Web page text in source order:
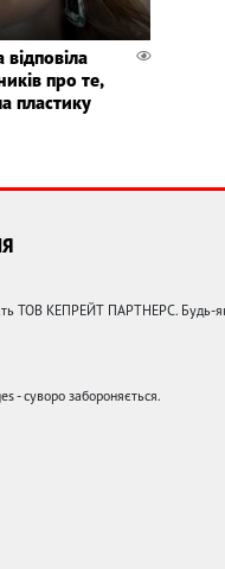
про те,
пластику
ТОВ КЕПРЕЙТ ПАРТНЕРС. Будь-
- суворо забороняється.